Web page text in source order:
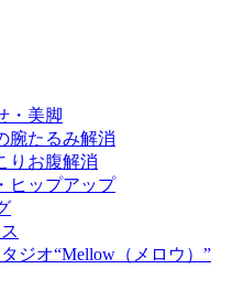
・美脚
たるみ解消
お腹解消
ップアップ
ジオ“Mellow（メロウ）”